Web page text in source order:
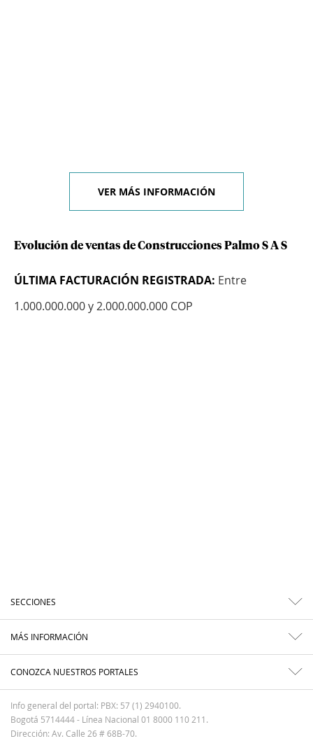
VER MÁS INFORMACIÓN
Evolución de ventas de Construcciones Palmo S A S
ÚLTIMA FACTURACIÓN REGISTRADA: Entre
1.000.000.000 y 2.000.000.000 COP
SECCIONES
MÁS INFORMACIÓN
CONOZCA NUESTROS PORTALES
Info general del portal: PBX: 57 (1) 2940100.
Bogotá 5714444 - Línea Nacional 01 8000 110 211.
Dirección: Av. Calle 26 # 68B-70.